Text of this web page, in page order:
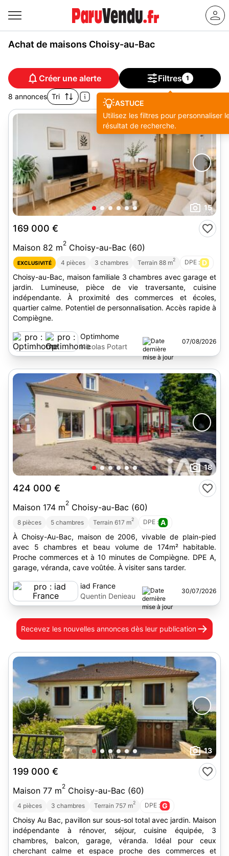
Achat de maisons Choisy-au-Bac
Créer une alerte Filtres 1
ASTUCE
Utilisez les filtres pour personnaliser
résultat de recherche.
8 annonces Tri
15
169 000 €
Maison 82 m2 Choisy-au-Bac (60)
EXCLUSIVITÉ 4 pièces 3 chambres Terrain 88 m2 DPE : D
Choisy-au-Bac, maison familiale 3 chambres avec garage et
jardin. Lumineuse, pièce de vie traversante, cuisine
indépendante. À proximité des commerces et écoles,
quartier calme. Potentiel de personnalisation. Accès rapide à
Compiègne.
Optimhome
Nicolas Potart
07/08/2026
18
424 000 €
Maison 174 m2 Choisy-au-Bac (60)
8 pièces 5 chambres Terrain 617 m2 DPE : A
À Choisy-Au-Bac, maison de 2006, vivable de plain-pied
avec 5 chambres et beau volume de 174m² habitable.
Proche commerces et à 10 minutes de Compiègne. DPE A,
garage, véranda, cave voûtée. À visiter sans tarder.
iad France
Quentin Denieau
30/07/2026
Recevez les nouvelles annonces dès leur publication
13
199 000 €
Maison 77 m2 Choisy-au-Bac (60)
4 pièces 3 chambres Terrain 757 m2 DPE : G
Choisy Au Bac, pavillon sur sous-sol total avec jardin. Maison
indépendante à rénover, séjour, cuisine équipée, 3
chambres, balcon, garage, véranda. Idéal pour ceux
cherchant calme et espace proche des commerces et